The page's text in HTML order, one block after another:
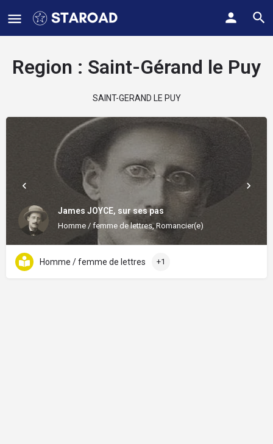
Region : Saint-Gérand le Puy
SAINT-GERAND LE PUY
James JOYCE, sur ses pas
Homme / femme de lettres, Romancier(e)
Homme / femme de lettres +1